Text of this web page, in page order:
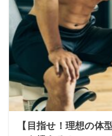
【目指せ！理想の体